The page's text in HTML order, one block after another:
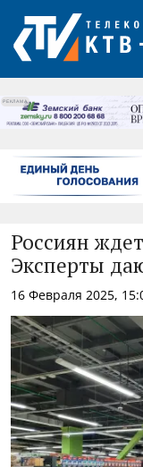
РЕКЛАМА
Россиян
Эксперты
16 Февраля 2025,